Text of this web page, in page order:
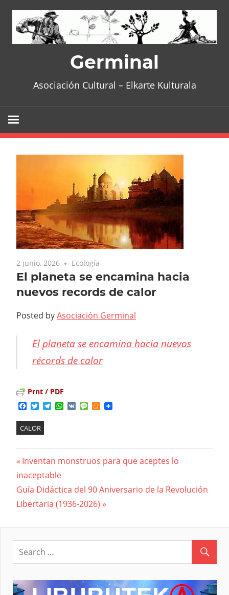
content
Germinal
Asociación Cultural – Elkarte Kulturala
2 junio, 2026 Ecología
El planeta se encamina hacia
nuevos records de calor
Posted byAsociación Germinal
El planeta se encamina hacia nuevos
récords de calor
Prnt / PDF
Facebook
TwitterTelegram
WhatsApp
VK MessageMeneame
CALOR
Navegación
de
entradas
Previous
Post:
Inventan monstruos para que aceptes lo
inaceptable
Next
Post:
Guía Didáctica del 90 Aniversario de la Revolución
Libertaria (1936-2026)